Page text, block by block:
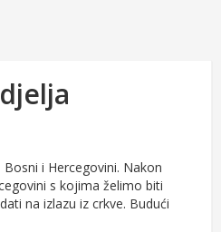
i Hercegovini. Nakon
s kojima želimo biti
na izlazu iz crkve. Budući